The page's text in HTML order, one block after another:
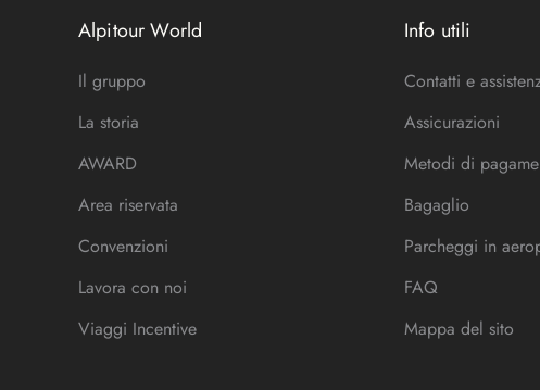
Alpitour World
Il gruppo
La storia
AWARD
Area riservata
Convenzioni
Lavora con noi
Viaggi Incentive
Info utili
Contatti e
Assicurazioni
Metodi di
Bagaglio
Parcheggi in
FAQ
Mappa del sito